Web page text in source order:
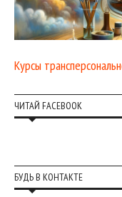
Курсы
ЧИТАЙ FACEBOOK
БУДЬ В КОНТАКТЕ